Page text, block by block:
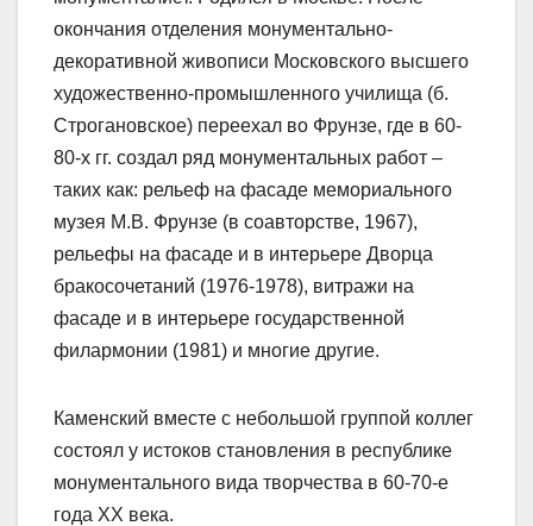
окончания отделения монументально-
декоративной живописи Московского высшего
художественно-промышленного училища (б.
Строгановское) переехал во Фрунзе, где в 60-
80-х гг. создал ряд монументальных работ –
таких как: рельеф на фасаде мемориального
музея М.В. Фрунзе (в соавторстве, 1967),
рельефы на фасаде и в интерьере Дворца
бракосочетаний (1976-1978), витражи на
фасаде и в интерьере государственной
филармонии (1981) и многие другие.
Каменский вместе с небольшой группой коллег
состоял у истоков становления в республике
монументального вида творчества в 60-70-е
года XX века.